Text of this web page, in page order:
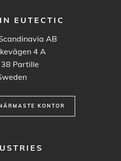
EUTECTIC
AB
4 A
Partille
KONTOR